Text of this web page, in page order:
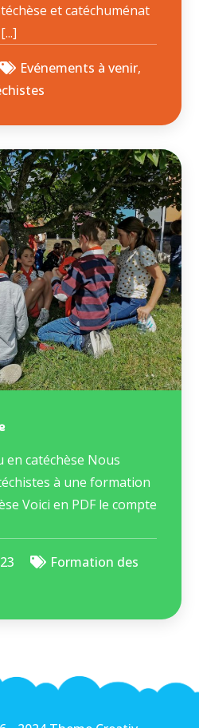
et catéchuménat
Evénements à venir,
en catéchèse Nous
à une formation
Voici en PDF le compte
Formation des